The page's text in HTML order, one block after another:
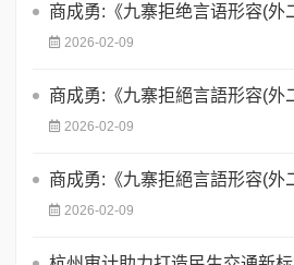
商成勇:《九寨拒绝言语形容(外
2026-02-09
商成勇:《九寨拒絕言語形容(外
2026-02-09
商成勇:《九寨拒絕言語形容(外
2026-02-09